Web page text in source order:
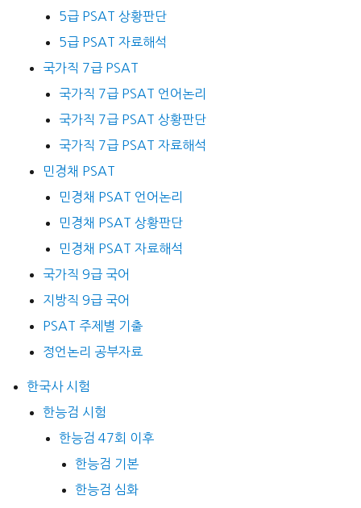
5급 PSAT 상황판단
5급 PSAT 자료해석
국가직 7급 PSAT
국가직 7급 PSAT 언어논리
국가직 7급 PSAT 상황판단
국가직 7급 PSAT 자료해석
민경채 PSAT
민경채 PSAT 언어논리
민경채 PSAT 상황판단
민경채 PSAT 자료해석
국가직 9급 국어
지방직 9급 국어
PSAT 주제별 기출
정언논리 공부자료
한국사 시험
한능검 시험
한능검 47회 이후
한능검 기본
한능검 심화